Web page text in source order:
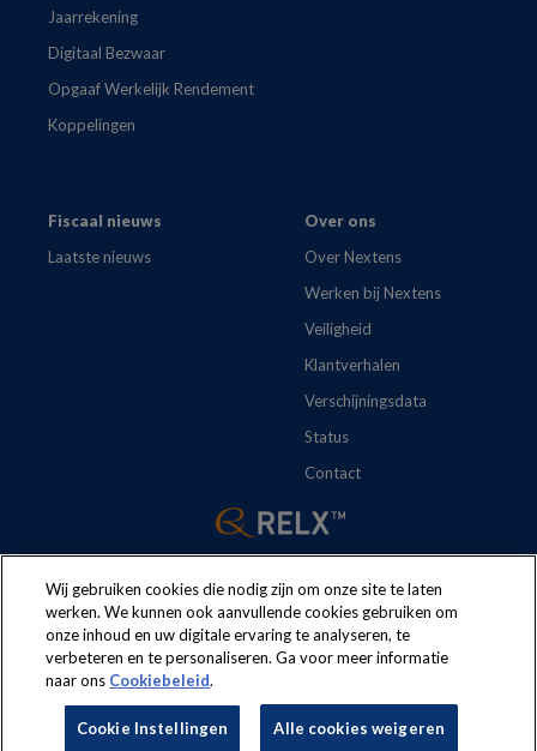
Jaarrekening
Digitaal Bezwaar
Opgaaf Werkelijk Rendement
Koppelingen
Fiscaal nieuws
Laatste nieuws
Over ons
Over Nextens
Werken bij Nextens
Veiligheid
Klantverhalen
Verschijningsdata
Status
Contact
The following regulations apply to the use of this website:
and conditions
Security
Cookie Instellingen
Wij gebruiken cookies die nodig zijn om onze site te laten
werken. We kunnen ook aanvullende cookies gebruiken om
onze inhoud en uw digitale ervaring te analyseren, te
verbeteren en te personaliseren. Ga voor meer informatie
naar ons Cookiebeleid.
Cookie Instellingen Alle cookies weigeren